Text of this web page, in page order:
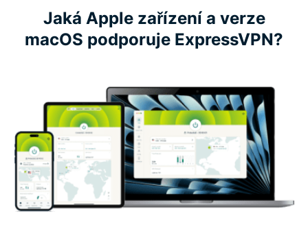
Jaká Apple zařízení a verze
macOS podporuje ExpressVPN?